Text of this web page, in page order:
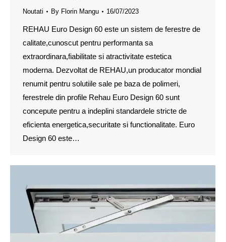
Noutati By Florin Mangu 16/07/2023
REHAU Euro Design 60 este un sistem de ferestre de
calitate,cunoscut pentru performanta sa
extraordinara,fiabilitate si atractivitate estetica
moderna. Dezvoltat de REHAU,un producator mondial
renumit pentru solutiile sale pe baza de polimeri,
ferestrele din profile Rehau Euro Design 60 sunt
concepute pentru a indeplini standardele stricte de
eficienta energetica,securitate si functionalitate. Euro
Design 60 este…